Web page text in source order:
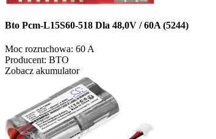
Bto Pcm-L15S60-518 Dla 48,0V / 60A (5244)
Moc rozruchowa: 60 A
Producent: BTO
Zobacz akumulator